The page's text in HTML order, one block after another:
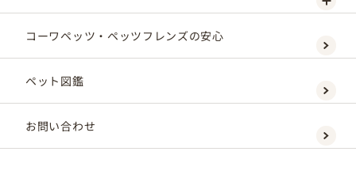
コーワペッツ・ペッツフレンズの安心
ペット図鑑
お問い合わせ